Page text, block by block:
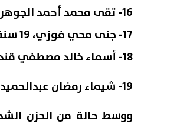
16- تقى محمد أحمد الجوهري، 20 سنة – كفر السنابسة.
17- جنى محي فوزي، 19 سنة – كفر السنابسة.
18- أسماء خالد مصطفي قنديل 17 سنة – كفر السنابسة.
19- شيماء رمضان عبدالحميد 23 عاما – كفر السنابسة.
ووسط حالة من الحزن